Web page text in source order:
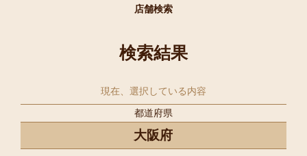
店舗検索
検索結果
現在、選択している内容
都道府県
大阪府